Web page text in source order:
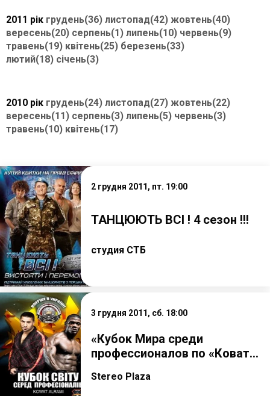
2011 рік грудень(36) листопад(42) жовтень(40)
вересень(20) серпень(1) липень(10) червень(9)
травень(19) квітень(25) березень(33)
лютий(18) січень(3)
2010 рік грудень(24) листопад(27) жовтень(22)
вересень(11) серпень(3) липень(5) червень(3)
травень(10) квітень(17)
2 грудня 2011, пт. 19:00
ТАНЦЮЮТЬ ВСІ ! 4 сезон !!!
студия СТБ
3 грудня 2011, сб. 18:00
«Кубок Мира среди
профессионалов по «Коват...
Stereo Plaza